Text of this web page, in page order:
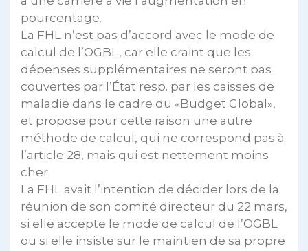
pourcentage.
La FHL n’est pas d’accord avec le mode de
calcul de l’OGBL, car elle craint que les
dépenses supplémentaires ne seront pas
couvertes par l’État resp. par les caisses de
maladie dans le cadre du «Budget Global»,
et propose pour cette raison une autre
méthode de calcul, qui ne correspond pas à
l’article 28, mais qui est nettement moins
cher.
La FHL avait l’intention de décider lors de la
réunion de son comité directeur du 22 mars,
si elle accepte le mode de calcul de l’OGBL
ou si elle insiste sur le maintien de sa propre